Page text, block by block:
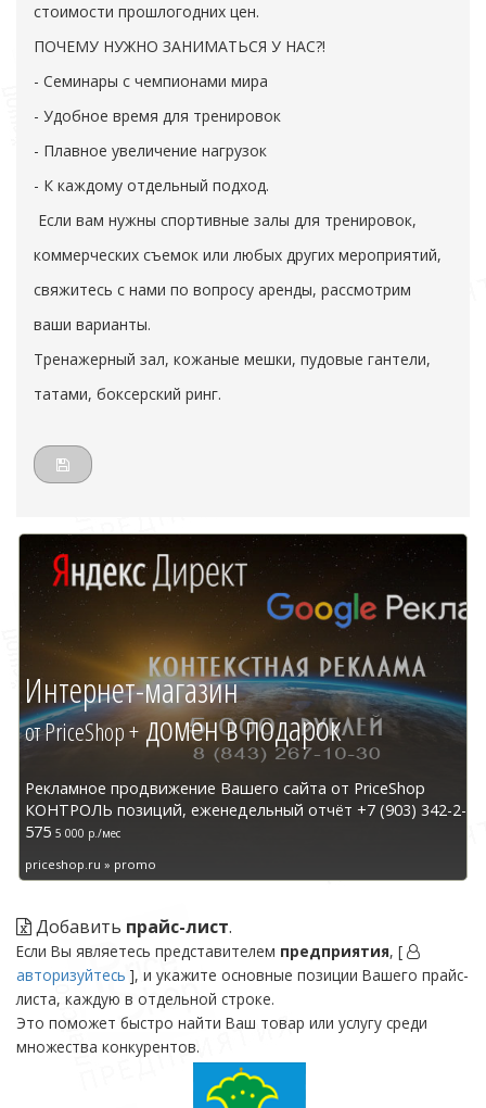
стоимости прошлогодних цен.
ПОЧЕМУ НУЖНО ЗАНИМАТЬСЯ У НАС?!
- Семинары с чемпионами мира
- Удобное время для тренировок
- Плавное увеличение нагрузок
- К каждому отдельный подход.
Если вам нужны спортивные залы для тренировок,
коммерческих съемок или любых других мероприятий,
свяжитесь с нами по вопросу аренды, рассмотрим
ваши варианты.
Тренажерный зал, кожаные мешки, пудовые гантели,
татами, боксерский ринг.
Интернет-магазин
от PriceShop +домен в подарок
Рекламное продвижение Вашего сайта от PriceShop
КОНТРОЛЬ позиций, еженедельный отчёт +7 (903) 342-2-
575 5 000 р./мес
priceshop.ru » promo
Добавить прайс-лист.
Если Вы являетесь представителем предприятия, [
авторизуйтесь ], и укажите основные позиции Вашего прайс-
листа, каждую в отдельной строке.
Это поможет быстро найти Ваш товар или услугу среди
множества конкурентов.